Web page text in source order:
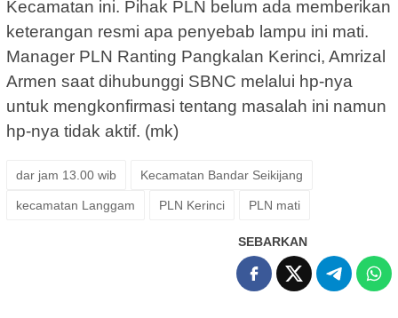
Kecamatan ini. Pihak PLN belum ada memberikan
keterangan resmi apa penyebab lampu ini mati.
Manager PLN Ranting Pangkalan Kerinci, Amrizal
Armen saat dihubunggi SBNC melalui hp-nya
untuk mengkonfirmasi tentang masalah ini namun
hp-nya tidak aktif. (mk)
dar jam 13.00 wib Kecamatan Bandar Seikijang
kecamatan Langgam PLN Kerinci PLN mati
SEBARKAN